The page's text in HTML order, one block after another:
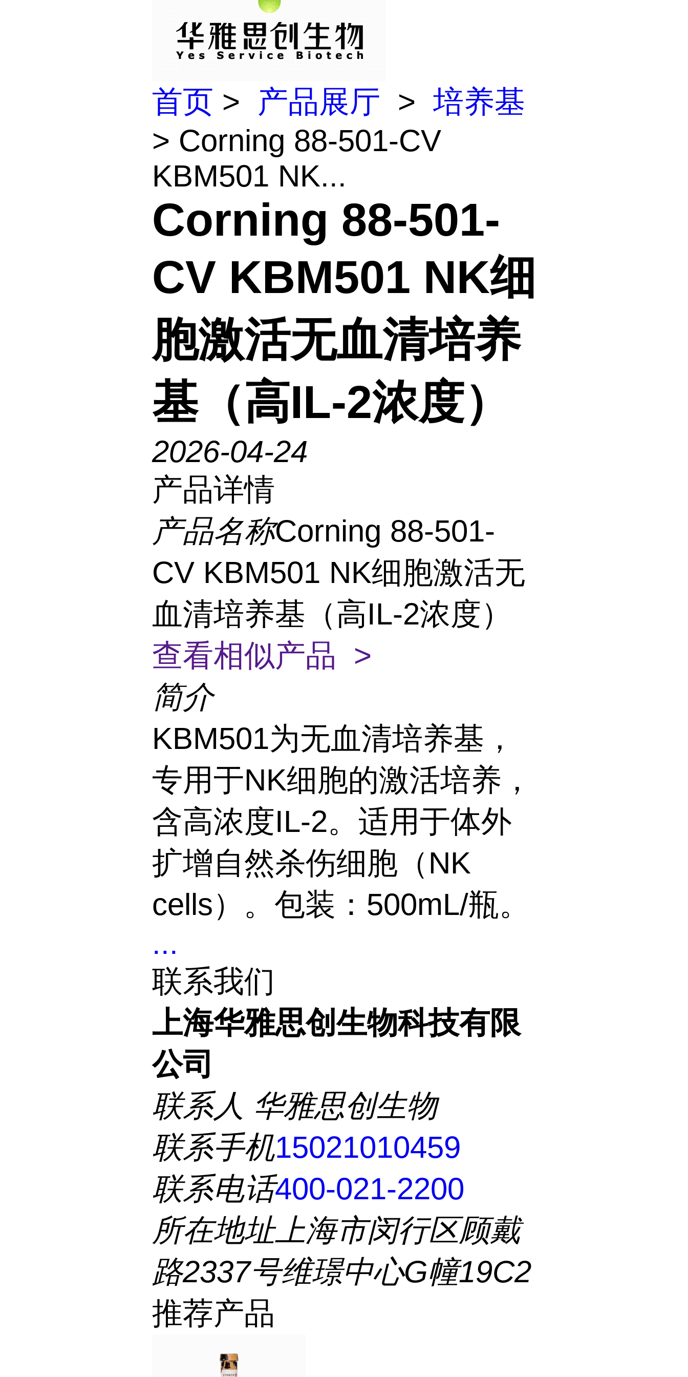
首页 > 产品展厅 > 培养基
> Corning 88-501-CV
KBM501 NK...
Corning 88-501-
CV KBM501 NK细
胞激活无血清培养
基（高IL-2浓度）
2026-04-24
产品详情
产品名称Corning 88-501-
CV KBM501 NK细胞激活无
血清培养基（高IL-2浓度）
查看相似产品 >
简介
KBM501为无血清培养基，
专用于NK细胞的激活培养，
含高浓度IL-2。适用于体外
扩增自然杀伤细胞（NK
cells）。包装：500mL/瓶。
...
联系我们
上海华雅思创生物科技有限
公司
联系人 华雅思创生物
联系手机15021010459
联系电话400-021-2200
所在地址上海市闵行区顾戴
路2337号维璟中心G幢19C2
推荐产品